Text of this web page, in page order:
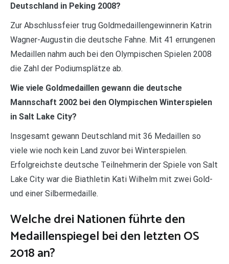
Deutschland in Peking 2008?
Zur Abschlussfeier trug Goldmedaillengewinnerin Katrin
Wagner-Augustin die deutsche Fahne. Mit 41 errungenen
Medaillen nahm auch bei den Olympischen Spielen 2008
die Zahl der Podiumsplätze ab.
Wie viele Goldmedaillen gewann die deutsche
Mannschaft 2002 bei den Olympischen Winterspielen
in Salt Lake City?
Insgesamt gewann Deutschland mit 36 Medaillen so
viele wie noch kein Land zuvor bei Winterspielen.
Erfolgreichste deutsche Teilnehmerin der Spiele von Salt
Lake City war die Biathletin Kati Wilhelm mit zwei Gold-
und einer Silbermedaille.
Welche drei Nationen führte den
Medaillenspiegel bei den letzten OS
2018 an?